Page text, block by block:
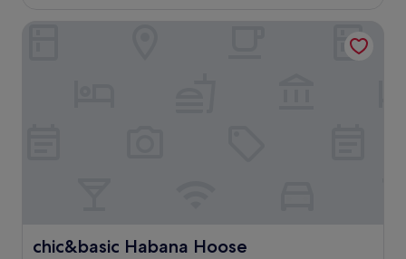
de
193 €
chic&basic Habana Hoose
chic&basic Habana Hoose